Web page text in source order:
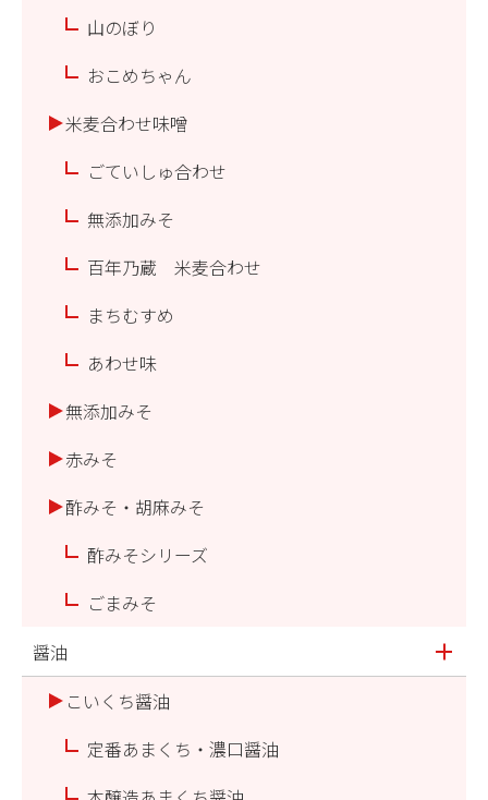
山のぼり
おこめちゃん
米麦合わせ味噌
ごていしゅ合わせ
無添加みそ
百年乃蔵 米麦合わせ
まちむすめ
あわせ味
無添加みそ
赤みそ
酢みそ・胡麻みそ
酢みそシリーズ
ごまみそ
醤油
こいくち醤油
定番あまくち・濃口醤油